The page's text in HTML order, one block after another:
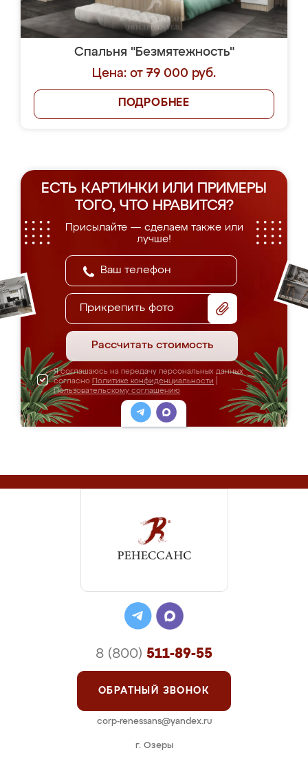
Спальня "Безмятежность"
Цена: от 79 000 руб.
ПОДРОБНЕЕ
ЕСТЬ КАРТИНКИ ИЛИ ПРИМЕРЫ
ТОГО, ЧТО НРАВИТСЯ?
Присылайте — сделаем также или
лучше!
Прикрепить фото
Рассчитать стоимость
Я соглашаюсь на передачу персональных данных
согласно Политике конфиденциальности
Пользовательскому соглашению
г. Озеры
8 (800) 511-89-55
ОБРАТНЫЙ ЗВОНОК
corp-renessans@yandex.ru